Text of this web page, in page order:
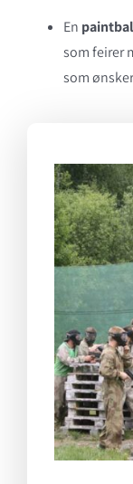
En
som feirer
som